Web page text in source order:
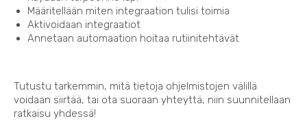
Määritellään miten integraation tulisi toimia
Aktivoidaan integraatiot
Annetaan automaation hoitaa rutiinitehtävät
Tutustu tarkemmin, mitä tietoja ohjelmistojen välillä
voidaan siirtää, tai ota suoraan yhteyttä, niin suunnitellaan
ratkaisu yhdessä!